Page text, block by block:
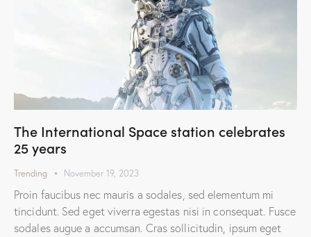
The International Space station celebrates
25 years
Trending November 19, 2023
Proin faucibus nec mauris a sodales, sed elementum mi
tincidunt. Sed eget viverra egestas nisi in consequat. Fusce
sodales augue a accumsan. Cras sollicitudin, ipsum eget